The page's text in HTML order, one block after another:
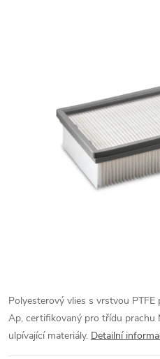
Polyesterový vlies s vrstvou
Ap, certifikovaný pro třídu prachu
ulpívající materiály. Detailní